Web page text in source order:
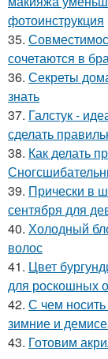
фотоинструкция
35.
сочетаются в
36. Секреты
знать
37. Галстук -
сделать
38. Как делать
39. Прически в
сентября для
40. Холодный
волос
41. Цвет
для роскошных
42. С чем
зимние и
43. Готовим